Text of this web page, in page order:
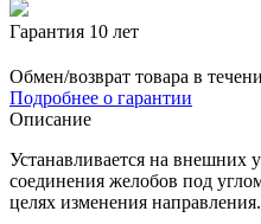
Гарантия 10 лет
Обмен/возврат товара в
Подробнее о гарантии
Описание
Устанавливается на внешних
соединения желобов под
целях изменения направления.